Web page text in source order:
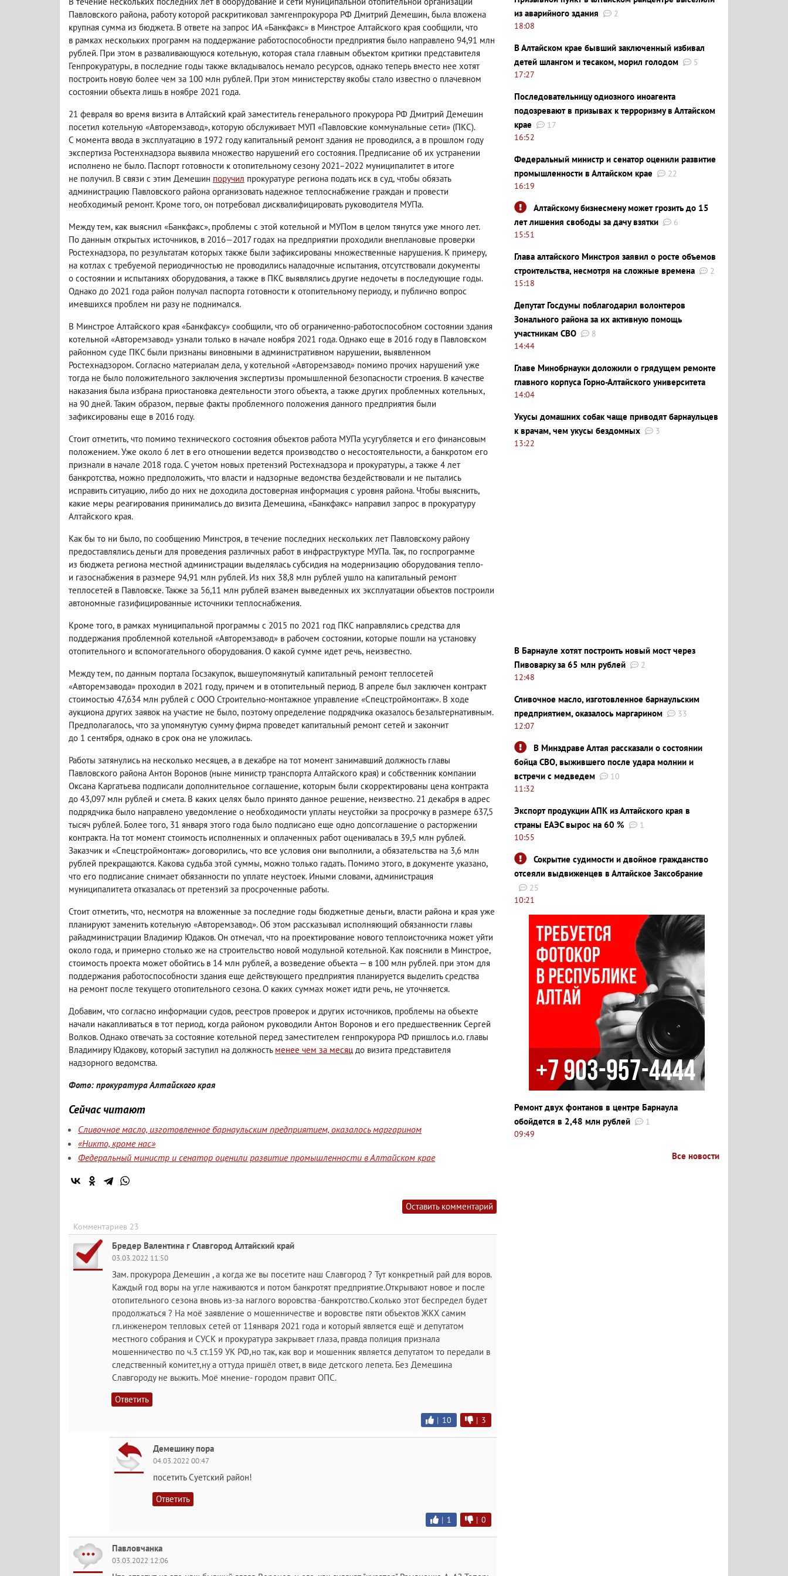
Павловского района, работу которой раскритиковал замгенпрокурора РФ Дмитрий Демешин, была вложена
крупная сумма из бюджета. В ответе на запрос ИА «Банкфакс» в Минстрое Алтайского края сообщили, что
в рамках нескольких программ на поддержание работоспособности предприятия было направлено 94,91 млн
рублей. При этом в разваливающуюся котельную, которая стала главным объектом критики представителя
Генпрокуратуры, в последние годы также вкладывалось немало ресурсов, однако теперь вместо нее хотят
построить новую более чем за 100 млн рублей. При этом министерству якобы стало известно о плачевном
состоянии объекта лишь в ноябре 2021 года.
21 февраля во время визита в Алтайский край заместитель генерального прокурора РФ Дмитрий Демешин
посетил котельную «Авторемзавод», которую обслуживает МУП «Павловские коммунальные сети» (ПКС).
С момента ввода в эксплуатацию в 1972 году капитальный ремонт здания не проводился, а в прошлом году
экспертиза Ростенхнадзора выявила множество нарушений его состояния. Предписание об их устранении
исполнено не было. Паспорт готовности к отопительному сезону 2021−2022 муниципалитет в итоге
не получил. В связи с этим Демешин поручил прокуратуре региона подать иск в суд, чтобы обязать
администрацию Павловского района организовать надежное теплоснабжение граждан и провести
необходимый ремонт. Кроме того, он потребовал дисквалифицировать руководителя МУПа.
Между тем, как выяснил «Банкфакс», проблемы с этой котельной и МУПом в целом тянутся уже много лет.
По данным открытых источников, в 2016—2017 годах на предприятии проходили внеплановые проверки
Ростехнадзора, по результатам которых также были зафиксированы множественные нарушения. К примеру,
на котлах с требуемой периодичностью не проводились наладочные испытания, отсутствовали документы
о состоянии и испытаниях оборудования, а также в ПКС выявлялись другие недочеты в последующие годы.
Однако до 2021 года район получал паспорта готовности к отопительному периоду, и публично вопрос
имевшихся проблем ни разу не поднимался.
В Минстрое Алтайского края «Банкфаксу» сообщили, что об ограниченно-работоспособном состоянии здания
котельной «Авторемзавод» узнали только в начале ноября 2021 года. Однако еще в 2016 году в Павловском
районном суде ПКС были признаны виновными в административном нарушении, выявленном
Ростехнадзором. Согласно материалам дела, у котельной «Авторемзавод» помимо прочих нарушений уже
тогда не было положительного заключения экспертизы промышленной безопасности строения. В качестве
наказания была избрана приостановка деятельности этого объекта, а также других проблемных котельных,
на 90 дней. Таким образом, первые факты проблемного положения данного предприятия были
зафиксированы еще в 2016 году.
Стоит отметить, что помимо технического состояния объектов работа МУПа усугубляется и его финансовым
положением. Уже около 6 лет в его отношении ведется производство о несостоятельности, а банкротом его
признали в начале 2018 года. С учетом новых претензий Ростехнадзора и прокуратуры, а также 4 лет
банкротства, можно предположить, что власти и надзорные ведомства бездействовали и не пытались
исправить ситуацию, либо до них не доходила достоверная информация с уровня района. Чтобы выяснить,
какие меры реагирования принимались до визита Демешина, «Банкфакс» направил запрос в прокуратуру
Алтайского края.
Как бы то ни было, по сообщению Минстроя, в течение последних нескольких лет Павловскому району
предоставлялись деньги для проведения различных работ в инфраструктуре МУПа. Так, по госпрограмме
из бюджета региона местной администрации выделялась субсидия на модернизацию оборудования тепло-
и газоснабжения в размере 94,91 млн рублей. Из них 38,8 млн рублей ушло на капитальный ремонт
теплосетей в Павловске. Также за 56,11 млн рублей взамен выведенных их эксплуатации объектов построили
автономные газифицированные источники теплоснабжения.
Кроме того, в рамках муниципальной программы с 2015 по 2021 год ПКС направлялись средства для
поддержания проблемной котельной «Авторемзавод» в рабочем состоянии, которые пошли на установку
отопительного и вспомогательного оборудования. О какой сумме идет речь, неизвестно.
Между тем, по данным портала Госзакупок, вышеупомянутый капитальный ремонт теплосетей
«Авторемзавода» проходил в 2021 году, причем и в отопительный период. В апреле был заключен контракт
стоимостью 47,634 млн рублей с ООО Строительно-монтажное управление «Спецстроймонтаж». В ходе
аукциона других заявок на участие не было, поэтому определение подрядчика оказалось безальтернативным.
Предполагалось, что за упомянутую сумму фирма проведет капитальный ремонт сетей и закончит
до 1 сентября, однако в срок она не уложилась.
Работы затянулись на несколько месяцев, а в декабре на тот момент занимавший должность главы
Павловского района Антон Воронов (ныне министр транспорта Алтайского края) и собственник компании
Оксана Каргатьева подписали дополнительное соглашение, которым были скорректированы цена контракта
до 43,097 млн рублей и смета. В каких целях было принято данное решение, неизвестно. 21 декабря в адрес
подрядчика было направлено уведомление о необходимости уплаты неустойки за просрочку в размере 637,5
тысяч рублей. Более того, 31 января этого года было подписано еще одно допсоглашение о расторжении
контракта. На тот момент стоимость исполненных и оплаченных работ оценивалась в 39,5 млн рублей.
Заказчик и «Спецстроймонтаж» договорились, что все условия они выполнили, а обязательства на 3,6 млн
рублей прекращаются. Какова судьба этой суммы, можно только гадать. Помимо этого, в документе указано,
что его подписание снимает обязанности по уплате неустоек. Иными словами, администрация
муниципалитета отказалась от претензий за просроченные работы.
Стоит отметить, что, несмотря на вложенные за последние годы бюджетные деньги, власти района и края уже
планируют заменить котельную «Авторемзавод». Об этом рассказывал исполняющий обязанности главы
райадминистрации Владимир Юдаков. Он отмечал, что на проектирование нового теплоисточника может уйти
около года, и примерно столько же на строительство новой модульной котельной. Как пояснили в Минстрое,
стоимость проекта может обойтись в 14 млн рублей, а возведение объекта — в 100 млн рублей. при этом для
поддержания работоспособности здания еще действующего предприятия планируется выделить средства
на ремонт после текущего отопительного сезона. О каких суммах может идти речь, не уточняется.
Добавим, что согласно информации судов, реестров проверок и других источников, проблемы на объекте
начали накапливаться в тот период, когда районом руководили Антон Воронов и его предшественник Сергей
Волков. Однако отвечать за состояние котельной перед заместителем генпрокурора РФ пришлось и.о. главы
Владимиру Юдакову, который заступил на должность менее чем за месяц до визита представителя
надзорного ведомства.
Фото: прокуратура Алтайского края
Сейчас читают
Сливочное масло, изготовленное барнаульским предприятием, оказалось маргарином
«Никто, кроме нас»
Федеральный министр и сенатор оценили развитие промышленности в Алтайском крае
Оставить комментарий
Комментариев 23
Бредер Валентина г Славгород Алтайский край
03.03.2022 11:50
Зам. прокурора Демешин , а когда же вы посетите наш Славгород ? Тут конкретный рай для воров.
Каждый год воры на угле наживаются и потом банкротят предприятие.Открывают новое и после
отопительного сезона вновь из-за наглого воровства -банкротство.Сколько этот беспредел будет
продолжаться ? На моё заявление о мошенничестве и воровстве пяти объектов ЖКХ самим
гл.инженером тепловых сетей от 11января 2021 года и который является ещё и депутатом
местного собрания и СУСК и прокуратура закрывает глаза, правда полиция признала
мошенничество по ч.3 ст.159 УК РФ,но так, как вор и мошенник является депутатом то передали в
следственный комитет,ну а оттуда пришёл ответ, в виде детского лепета. Без Демешина
Славгороду не выжить. Моё мнение- городом правит ОПС.
Ответить
| 10 | 3
Демешину пора
04.03.2022 00:47
посетить Суетский район!
Ответить
| 1 | 0
Павловчанка
03.03.2022 12:06
из аварийного здания
2
18:08
В Алтайском крае бывший заключенный избивал
детей шлангом и тесаком, морил голодом
5
17:27
Последовательницу одиозного иноагента
подозревают в призывах к терроризму в Алтайском
крае
17
16:52
Федеральный министр и сенатор оценили развитие
промышленности в Алтайском крае
22
16:19
Алтайскому бизнесмену может грозить до 15
лет лишения свободы за дачу взятки
6
15:51
Глава алтайского Минстроя заявил о росте объемов
строительства, несмотря на сложные времена
2
15:18
Депутат Госдумы поблагодарил волонтеров
Зонального района за их активную помощь
участникам СВО
8
14:44
Главе Минобрнауки доложили о грядущем ремонте
главного корпуса Горно-Алтайского университета
14:04
Укусы домашних собак чаще приводят барнаульцев
к врачам, чем укусы бездомных
3
13:22
В Барнауле хотят построить новый мост через
Пивоварку за 65 млн рублей
2
12:48
Сливочное масло, изготовленное барнаульским
предприятием, оказалось маргарином
33
12:07
В Минздраве Алтая рассказали о состоянии
бойца СВО, выжившего после удара молнии и
встречи с медведем
10
11:32
Экспорт продукции АПК из Алтайского края в
страны ЕАЭС вырос на 60 %
1
10:55
Сокрытие судимости и двойное гражданство
отсеяли выдвиженцев в Алтайское Заксобрание
25
10:21
Ремонт двух фонтанов в центре Барнаула
обойдется в 2,48 млн рублей
1
09:49
Все новости